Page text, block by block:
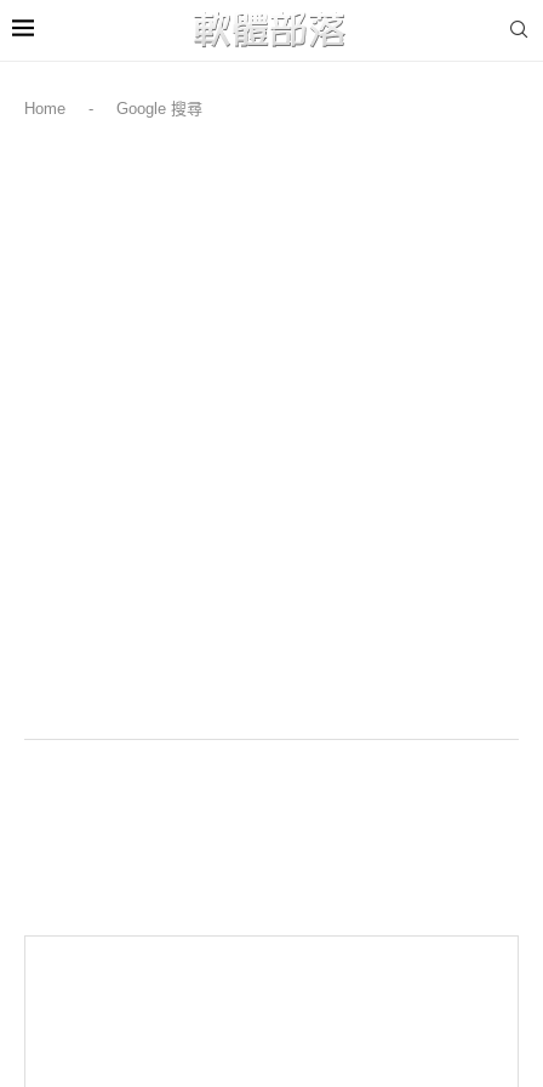
Home - Google 搜尋